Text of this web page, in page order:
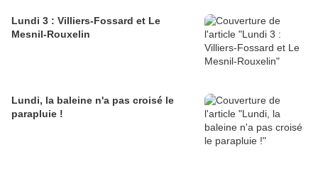
Lundi 3 : Villiers-Fossard et Le
Mesnil-Rouxelin
Lundi, la baleine n'a pas croisé le
parapluie !